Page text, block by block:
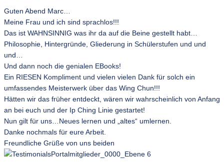
Guten Abend Marc…
Meine Frau und ich sind sprachlos!!!
Das ist WAHNSINNIG was ihr da auf die Beine gestellt habt…
Philosophie, Hintergründe, Gliederung in Schülerstufen und und
und…
Und dann noch die genialen EBooks!
Ein RIESEN Kompliment und vielen vielen Dank für solch ein
umfassendes Meisterwerk über das Wing Chun!!!
Hätten wir das früher entdeckt, wären wir wahrscheinlich von Anfang
an bei euch und der Ip Ching Linie gestartet!
Nun gilt für uns…Neues lernen und „altes“ umlernen.
Danke nochmals für eure Arbeit.
Freundliche Grüße von uns beiden